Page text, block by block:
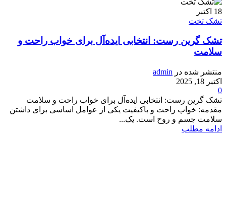
18 اکتبر
تشک تخت
تشک گرین رست: انتخابی ایده‌آل برای خواب راحت و
سلامت
منتشر شده در admin
اکتبر 18, 2025
0
تشک گرین رست: انتخابی ایده‌آل برای خواب راحت و سلامت
مقدمه: خواب راحت و باکیفیت یکی از عوامل اساسی برای داشتن
سلامت جسم و روح است. یک...
ادامه مطلب